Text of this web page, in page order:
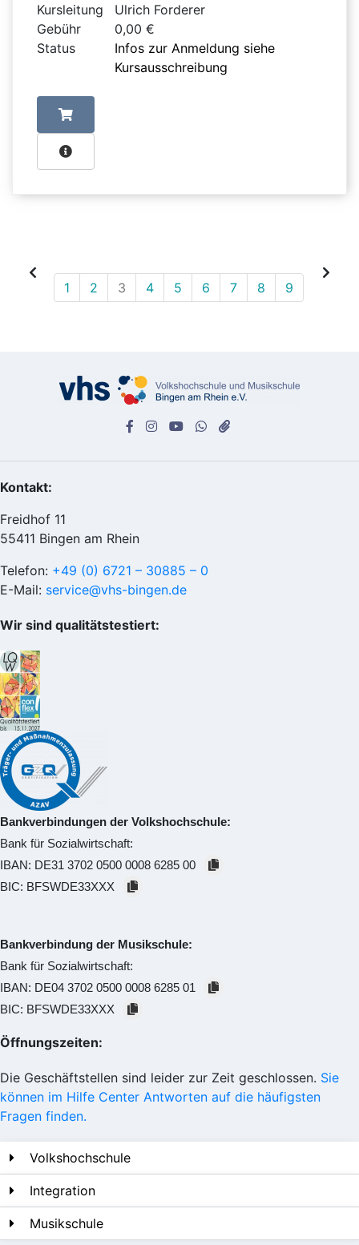
Kursleitung
Ulrich Forderer
Gebühr
0,00 €
Status
Infos zur Anmeldung siehe
Kursausschreibung
1 2 3 4 5 6 7 8 9
Kontakt:
Freidhof 11
55411 Bingen am Rhein
Telefon: +49 (0) 6721 – 30885 – 0
E-Mail: service@vhs-bingen.de
Wir sind qualitätstestiert:
Bankverbindungen der Volkshochschule:
Bank für Sozialwirtschaft:
IBAN: DE31 3702 0500 0008 6285 00
BIC: BFSWDE33XXX
Bankverbindung der Musikschule:
Bank für Sozialwirtschaft:
IBAN: DE04 3702 0500 0008 6285 01
BIC: BFSWDE33XXX
Öffnungszeiten:
Die Geschäftstellen sind leider zur Zeit geschlossen. Sie
können im Hilfe Center Antworten auf die häufigsten
Fragen finden.
Volkshochschule
Integration
Musikschule